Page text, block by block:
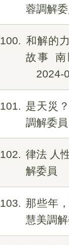
蓉調解委
100
和解的
故事 南
2024-
101
是天災
調解委員
102
律法 人
解委員
103
那些年
慧美調